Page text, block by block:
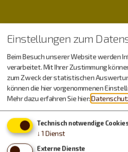
Wetter
Sonntag, 09.08.
14 - 34 °C
Einstellungen zum
Beim Besuch unserer Website werden
verarbeitet. Mit Ihrer Zustimmung
zum Zweck der statistischen
können die hier vorgenommenen
Mehr dazu erfahren Sie hier:
Technisch notwendige
↓ 1 Dienst
Externe Dienste